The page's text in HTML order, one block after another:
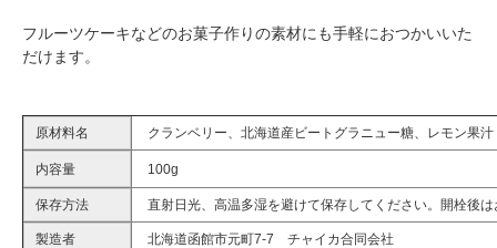
フルーツケーキなどのお菓子作りの素材にも手軽におつかいいた
だけます。
原材料名 クランベリー、北海道産ビートグラニュー糖、レモン果汁
内容量 100g
保存方法 直射日光、高温多湿を避けて保存してください。開栓後
製造者 北海道函館市元町7-7 チャイカ合同会社